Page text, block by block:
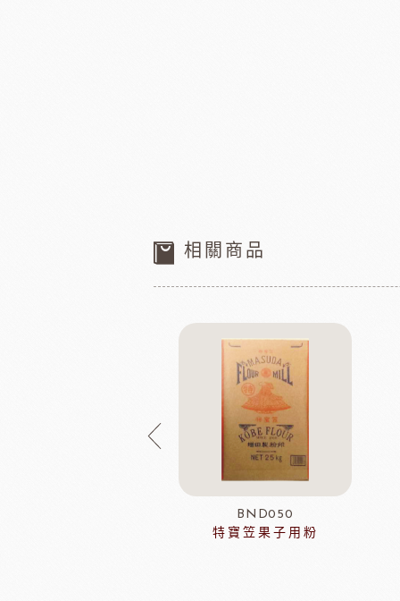
相關商品
BND050
特寶笠果子用粉